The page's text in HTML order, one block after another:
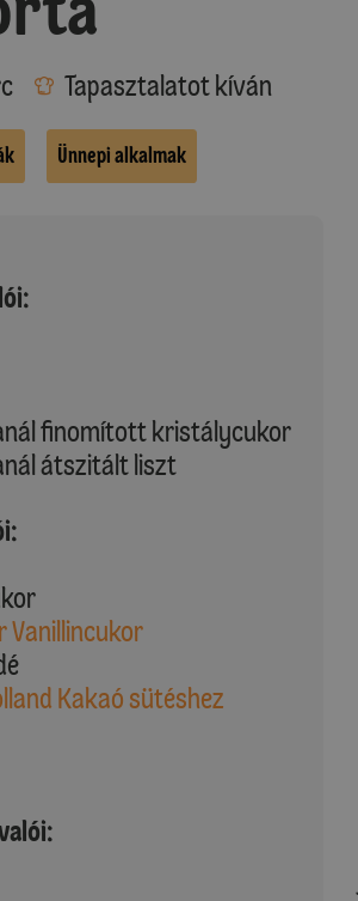
Tapasztalatot kíván
Ünnepi alkalmak
finomított kristálycukor
átszitált liszt
Vanillincukor
Kakaó sütéshez